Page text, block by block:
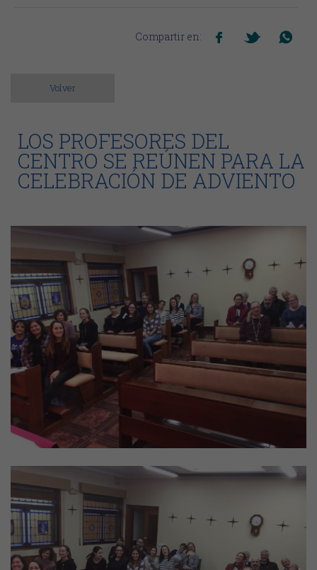
LOS PROFESORES DEL
CENTRO SE REÚNEN PARA LA
CELEBRACIÓN DE ADVIENTO
Compartir en:
Volver